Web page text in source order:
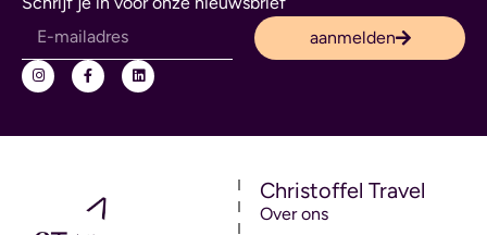
aanmelden
Christoffel Travel
Over ons